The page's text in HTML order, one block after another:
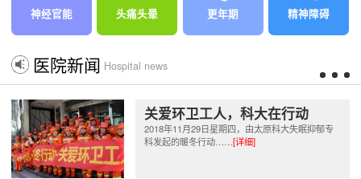
神经官能 头痛头晕 更年期 精神障碍
医院新闻 Hospital news
关爱环卫工人，科大在行动
2018年11月29日星期四，由太原科大失眠抑郁专
科发起的暖冬行动……[详细]